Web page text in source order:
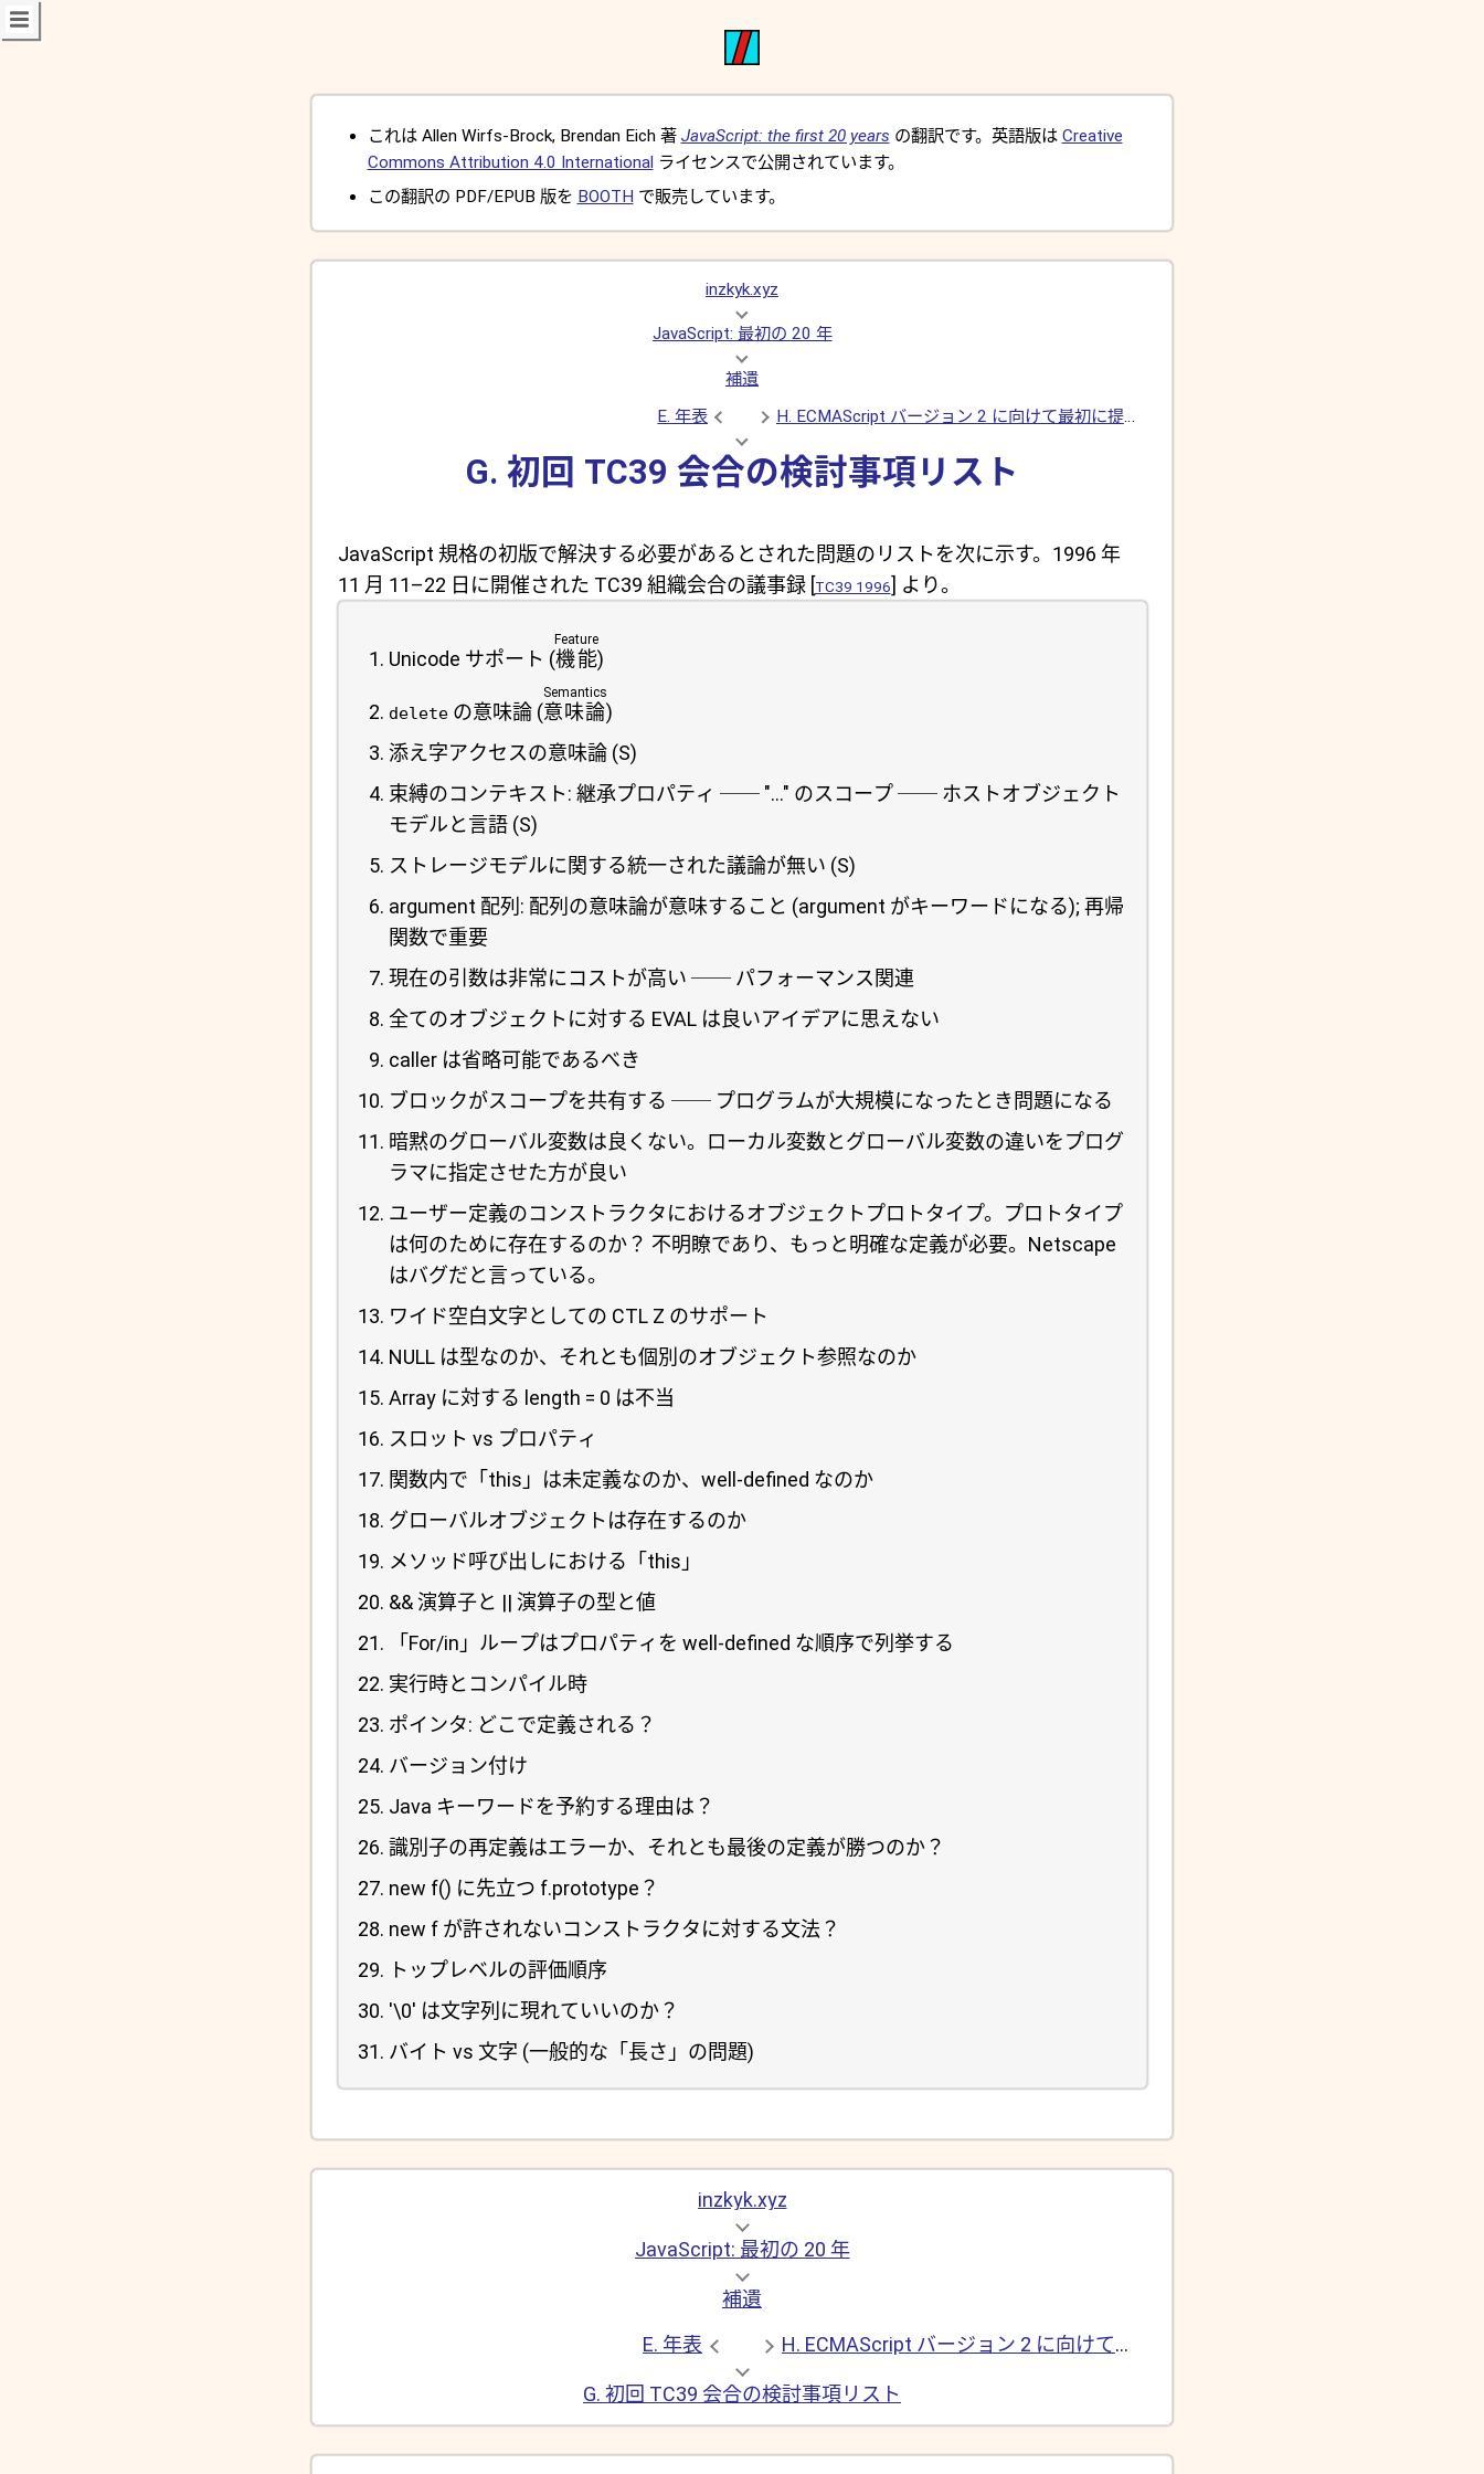
これは Allen Wirfs-Brock, Brendan Eich 著 JavaScript: the first 20 years の翻訳です。英語版は Creative
Commons Attribution 4.0 International ライセンスで公開されています。
この翻訳の PDF/EPUB 版を BOOTH で販売しています。
inzkyk.xyz
JavaScript: 最初の 20 年
補遺
E. 年表
H. ECMAScript バージョン 2 に向けて最初に提案された新機能リスト
G. 初回 TC39 会合の検討事項リスト
JavaScript 規格の初版で解決する必要があるとされた問題のリストを次に示す。1996 年
11 月 11–22 日に開催された TC39 組織会合の議事録 [TC39 1996] より。
Unicode サポート (機能
Feature
)
deleteの意味論 (意味論
Semantics
)
添え字アクセスの意味論 (S)
束縛のコンテキスト: 継承プロパティ ── "..." のスコープ ── ホストオブジェクト
モデルと言語 (S)
ストレージモデルに関する統一された議論が無い (S)
argument 配列: 配列の意味論が意味すること (argument がキーワードになる); 再帰
関数で重要
現在の引数は非常にコストが高い ── パフォーマンス関連
全てのオブジェクトに対する EVAL は良いアイデアに思えない
caller は省略可能であるべき
ブロックがスコープを共有する ── プログラムが大規模になったとき問題になる
暗黙のグローバル変数は良くない。ローカル変数とグローバル変数の違いをプログ
ラマに指定させた方が良い
ユーザー定義のコンストラクタにおけるオブジェクトプロトタイプ。プロトタイプ
は何のために存在するのか？ 不明瞭であり、もっと明確な定義が必要。Netscape
はバグだと言っている。
ワイド空白文字としての CTL Z のサポート
NULL は型なのか、それとも個別のオブジェクト参照なのか
Array に対する length = 0 は不当
スロット vs プロパティ
関数内で「this」は未定義なのか、well-defined なのか
グローバルオブジェクトは存在するのか
メソッド呼び出しにおける「this」
&& 演算子と || 演算子の型と値
「For/in」ループはプロパティを well-defined な順序で列挙する
実行時とコンパイル時
ポインタ: どこで定義される？
バージョン付け
Java キーワードを予約する理由は？
識別子の再定義はエラーか、それとも最後の定義が勝つのか？
new f() に先立つ f.prototype？
new f が許されないコンストラクタに対する文法？
トップレベルの評価順序
'\0' は文字列に現れていいのか？
バイト vs 文字 (一般的な「長さ」の問題)
inzkyk.xyz
JavaScript: 最初の 20 年
補遺
E. 年表
H. ECMAScript バージョン 2 に向けて最初に提案された新機能リスト
G. 初回 TC39 会合の検討事項リスト